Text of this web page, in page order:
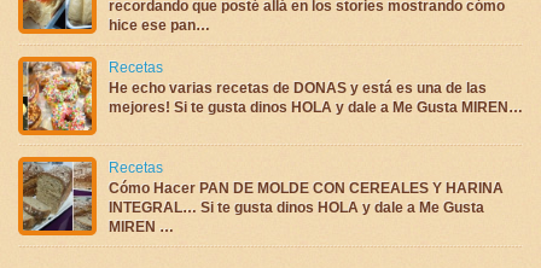
recordando que posté allá en los stories mostrando cómo
hice ese pan…
Recetas
He echo varias recetas de DONAS y está es una de las
mejores! Si te gusta dinos HOLA y dale a Me Gusta MIREN…
Recetas
Cómo Hacer PAN DE MOLDE CON CEREALES Y HARINA
INTEGRAL… Si te gusta dinos HOLA y dale a Me Gusta
MIREN …